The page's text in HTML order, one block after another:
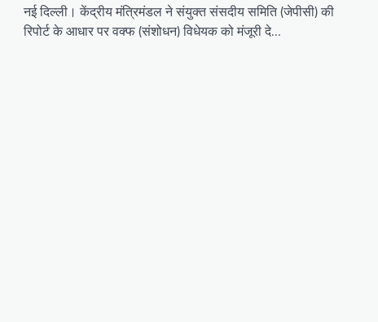
नई दिल्ली। केंद्रीय मंत्रिमंडल ने संयुक्त संसदीय समिति (जेपीसी) की
रिपोर्ट के आधार पर वक्फ (संशोधन) विधेयक को मंजूरी दे…